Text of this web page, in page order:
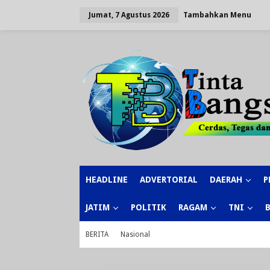
Jumat, 7 Agustus 2026 Tambahkan Menu
HEADLINE ADVERTORIAL DAERAH
JATIM POLITIK RAGAM TNI
BERITA Nasional